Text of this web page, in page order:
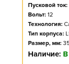
Пусковой ток:
Вольт: 12
Технология:
Тип корпуса:
Размер, мм:
Наличие: